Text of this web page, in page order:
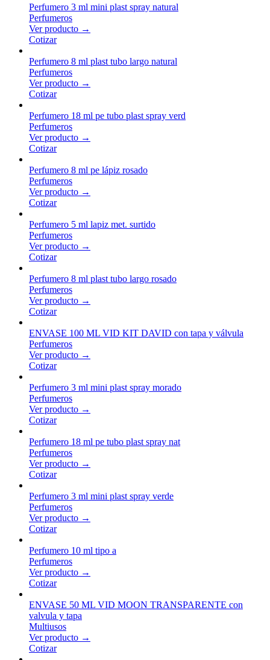
Perfumero 3 ml mini plast spray natural
Perfumeros
Ver producto →
Cotizar
Perfumero 8 ml plast tubo largo natural
Perfumeros
Ver producto →
Cotizar
Perfumero 18 ml pe tubo plast spray verd
Perfumeros
Ver producto →
Cotizar
Perfumero 8 ml pe lápiz rosado
Perfumeros
Ver producto →
Cotizar
Perfumero 5 ml lapiz met. surtido
Perfumeros
Ver producto →
Cotizar
Perfumero 8 ml plast tubo largo rosado
Perfumeros
Ver producto →
Cotizar
ENVASE 100 ML VID KIT DAVID con tapa y válvula
Perfumeros
Ver producto →
Cotizar
Perfumero 3 ml mini plast spray morado
Perfumeros
Ver producto →
Cotizar
Perfumero 18 ml pe tubo plast spray nat
Perfumeros
Ver producto →
Cotizar
Perfumero 3 ml mini plast spray verde
Perfumeros
Ver producto →
Cotizar
Perfumero 10 ml tipo a
Perfumeros
Ver producto →
Cotizar
ENVASE 50 ML VID MOON TRANSPARENTE con
valvula y tapa
Multiusos
Ver producto →
Cotizar